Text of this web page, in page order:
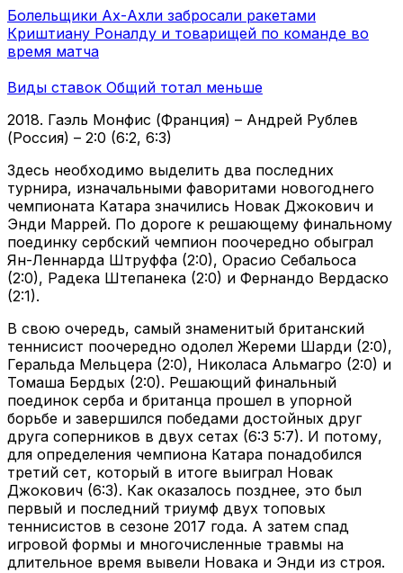
Болельщики Ах-Ахли забросали ракетами
Криштиану Роналду и товарищей по команде во
время матча
Виды ставок Общий тотал меньше
2018. Гаэль Монфис (Франция) – Андрей Рублев
(Россия) – 2:0 (6:2, 6:3)
Здесь необходимо выделить два последних
турнира, изначальными фаворитами новогоднего
чемпионата Катара значились Новак Джокович и
Энди Маррей. По дороге к решающему финальному
поединку сербский чемпион поочередно обыграл
Ян-Леннарда Штруффа (2:0), Орасио Себальоса
(2:0), Радека Штепанека (2:0) и Фернандо Вердаско
(2:1).
В свою очередь, самый знаменитый британский
теннисист поочередно одолел Жереми Шарди (2:0),
Геральда Мельцера (2:0), Николаса Альмагро (2:0) и
Томаша Бердых (2:0). Решающий финальный
поединок серба и британца прошел в упорной
борьбе и завершился победами достойных друг
друга соперников в двух сетах (6:3 5:7). И потому,
для определения чемпиона Катара понадобился
третий сет, который в итоге выиграл Новак
Джокович (6:3). Как оказалось позднее, это был
первый и последний триумф двух топовых
теннисистов в сезоне 2017 года. А затем спад
игровой формы и многочисленные травмы на
длительное время вывели Новака и Энди из строя.